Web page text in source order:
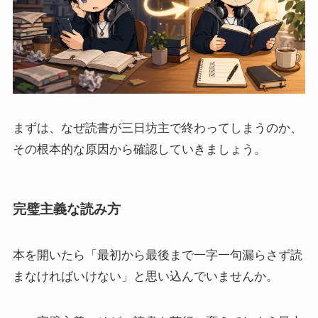
まずは、なぜ読書が三日坊主で終わってしまうのか、
その根本的な原因から確認していきましょう。
完璧主義な読み方
本を開いたら「最初から最後まで一字一句漏らさず読
まなければいけない」と思い込んでいませんか。